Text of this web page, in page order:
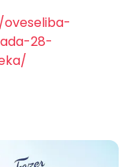
28-